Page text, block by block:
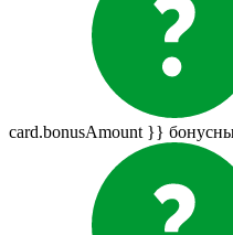
card.bonusAmount }}